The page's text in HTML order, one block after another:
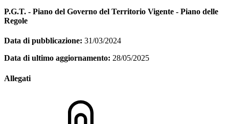
P.G.T. - Piano del Governo del Territorio Vigente - Piano delle
Regole
Data di pubblicazione: 31/03/2024
Data di ultimo aggiornamento: 28/05/2025
Allegati